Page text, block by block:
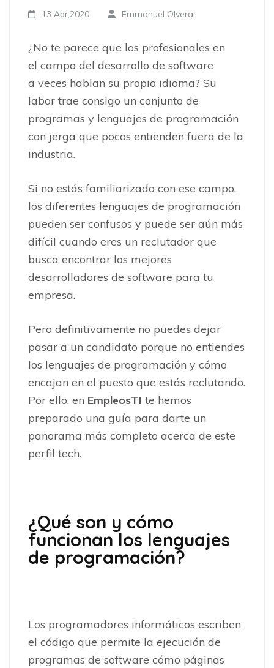
13 Abr,2020 Emmanuel Olvera
¿No te parece que los profesionales en
el campo del desarrollo de software
a veces hablan su propio idioma? Su
labor trae consigo un conjunto de
programas y lenguajes de programación
con jerga que pocos entienden fuera de la
industria.
Si no estás familiarizado con ese campo,
los diferentes lenguajes de programación
pueden ser confusos y puede ser aún más
difícil cuando eres un reclutador que
busca encontrar los mejores
desarrolladores de software para tu
empresa.
Pero definitivamente no puedes dejar
pasar a un candidato porque no entiendes
los lenguajes de programación y cómo
encajan en el puesto que estás reclutando.
Por ello, en EmpleosTI te hemos
preparado una guía para darte un
panorama más completo acerca de este
perfil tech.
¿Qué son y cómo
funcionan los lenguajes
de programación?
Los programadores informáticos escriben
el código que permite la ejecución de
programas de software cómo páginas